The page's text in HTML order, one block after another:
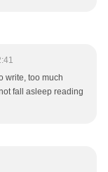
write, too much
fall asleep reading